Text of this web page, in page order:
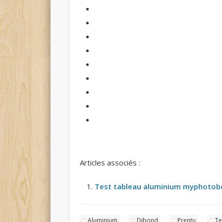
Articles associés :
Test tableau aluminium
Aluminium Dibond Prentu